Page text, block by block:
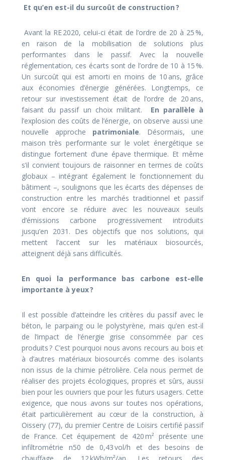
Et qu’en est-il du surcoût de construction ?
Avant la RE 2020, celui-ci était de l’ordre de 20 à 25 %,
en raison de la mobilisation de solutions plus
performantes dans le passif. Avec la nouvelle
réglementation, ces écarts sont de l’ordre de 10 à 15 %.
Un surcoût qui est amorti en moins de 10 ans, grâce
aux économies d’énergie générées. Longtemps, ce
retour sur investissement était de l’ordre de 20 ans,
faisant du passif un choix militant. En parallèle à
l’explosion des coûts de l’énergie, on observe aussi une
nouvelle approche patrimoniale. Désormais, une
maison très performante sur le volet énergétique se
distingue fortement d’une épave thermique. Et même
s’il convient toujours de raisonner en termes de coûts
globaux – intégrant également le fonctionnement du
bâtiment –, soulignons que les écarts des dépenses de
construction entre les marchés traditionnel et passif
vont encore se réduire avec les nouveaux seuils
d’émissions carbone progressivement introduits
jusqu’en 2031. Des objectifs que nos solutions, qui
mettent l’accent sur les matériaux biosourcés,
atteignent déjà sans difficultés.
En quoi la performance bas carbone est-elle
importante à yeux ?
Il est possible d’atteindre les critères du passif avec le
béton, le parpaing ou le polystyrène, mais qu’en est-il
de l’impact de l’énergie grise consommée par ces
produits ? C’est pourquoi nous avons recours au bois et
à d’autres matériaux biosourcés comme des isolants
non issus de la chimie pétrolière. Cela nous permet de
réaliser des projets écologiques, propres et sûrs, aussi
bien pour les ouvriers que pour les futurs usagers. Cette
exigence, que nous avons sur toutes nos opérations,
était particulièrement au cœur de la construction, à
Oissery (77), du premier Centre de Loisirs certifié passif
de France. Cet équipement de 420 m² présente une
infiltrométrie n50 de 0,43 vol/h et des besoins de